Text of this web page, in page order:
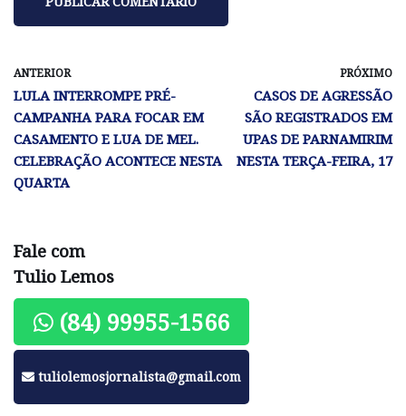
ANTERIOR
LULA INTERROMPE PRÉ-
CAMPANHA PARA FOCAR EM
CASAMENTO E LUA DE MEL.
CELEBRAÇÃO ACONTECE NESTA
QUARTA
PRÓXIMO
CASOS DE AGRESSÃO
SÃO REGISTRADOS EM
UPAS DE PARNAMIRIM
NESTA TERÇA-FEIRA, 17
Fale com
Tulio Lemos
(84) 99955-1566
tuliolemosjornalista@gmail.com